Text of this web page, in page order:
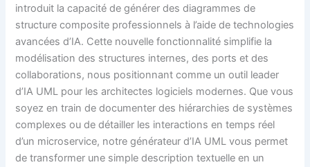
introduit la capacité de générer des diagrammes de
structure composite professionnels à l’aide de technologies
avancées d’IA. Cette nouvelle fonctionnalité simplifie la
modélisation des structures internes, des ports et des
collaborations, nous positionnant comme un outil leader
d’IA UML pour les architectes logiciels modernes. Que vous
soyez en train de documenter des hiérarchies de systèmes
complexes ou de détailler les interactions en temps réel
d’un microservice, notre générateur d’IA UML vous permet
de transformer une simple description textuelle en un